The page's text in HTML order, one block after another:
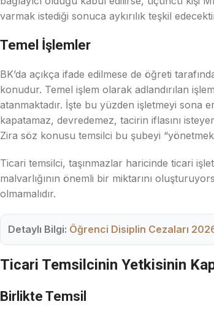
varmak istediği sonuca aykırılık teşkil
Temel İşlemler
BK’da açıkça ifade edilmese de öğreti
konudur. Temel işlem olarak adlandırılan
atanmaktadır. İşte bu yüzden işletmeyi sona
kapatamaz, devredemez, tacirin iflasını
Zira söz konusu temsilci bu şubeyi
Ticari temsilci, taşınmazlar haricinde ticari
malvarlığının önemli bir miktarını
olmamalıdır.
Detaylı Bilgi: Öğrenci Disiplin Cezaları
Ticari Temsilcinin Yetkisinin
Birlikte Temsil